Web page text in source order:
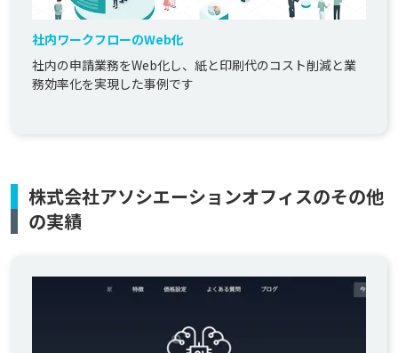
社内ワークフローのWeb化
社内の申請業務をWeb化し、紙と印刷代のコスト削減と業
務効率化を実現した事例です
株式会社アソシエーションオフィスのその他
の実績